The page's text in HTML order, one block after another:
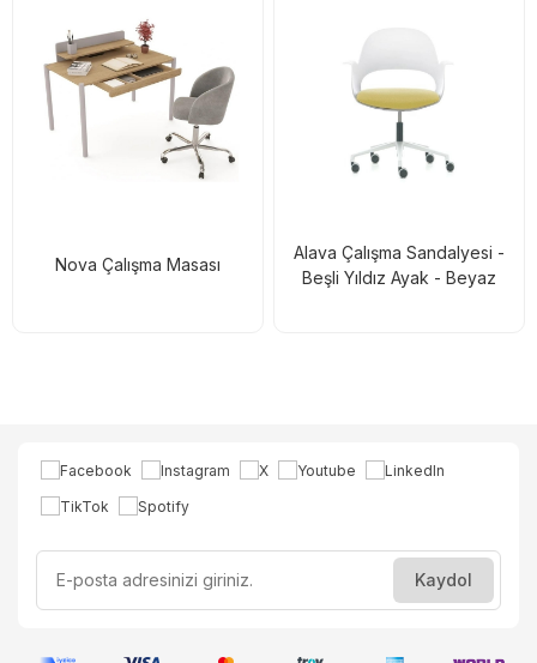
Nova Çalışma Masası
Alava Çalışma Sandalyesi -
Beşli Yıldız Ayak - Beyaz